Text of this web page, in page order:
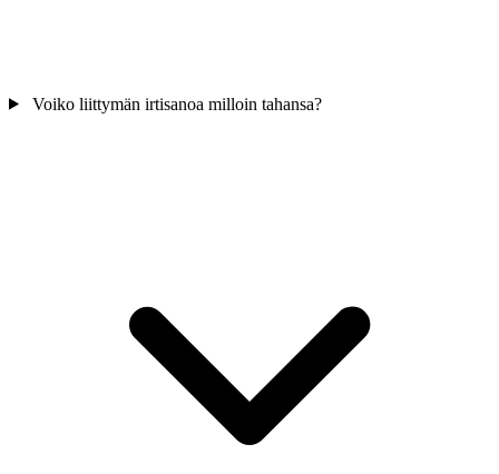
Voiko liittymän irtisanoa milloin tahansa?